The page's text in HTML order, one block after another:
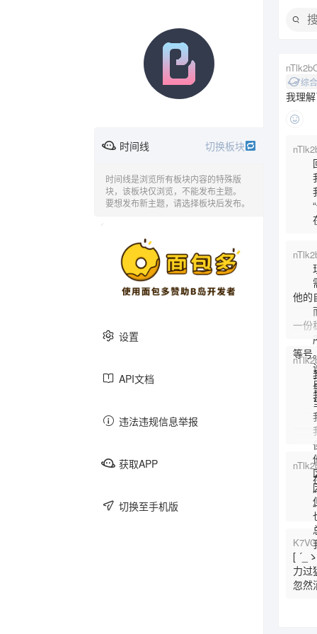
时间线 切换板块
问与答 音乐 动漫
日记 美食
时间线是浏览所有板块内容的特殊版
块，该板块仅浏览，不能发布主题。
要想发布新主题，请选择板块后发布。
设置
API文档
违法违规信息举报
获取APP
切换至手机版
综
我理
回
我
我
“
在
现
需
他的
而
一份
所
等号
说
可
我
我
鲁
当
我
我
但
他
区
因
但
也
总
我
在
“
“
[ ´_
力过
忽然